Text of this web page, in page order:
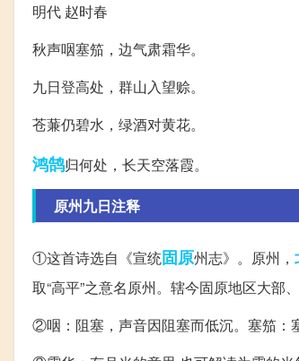
明代 赵时春
秋声咽塞笳，边气肃霜华。
九日登高处，群山入望赊。
苍蒹仍碧水，绿酒对黄花。
鸿鹄归何处，长天空落霞。
原州九日注释
①这首诗选自《宣统固原州志》。原州，
取“高平”之意名原州。辖今固原地区大部
②咽：阻塞，声音因阻塞而低沉。塞笳：